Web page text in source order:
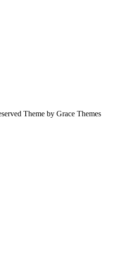
Theme by Grace Themes